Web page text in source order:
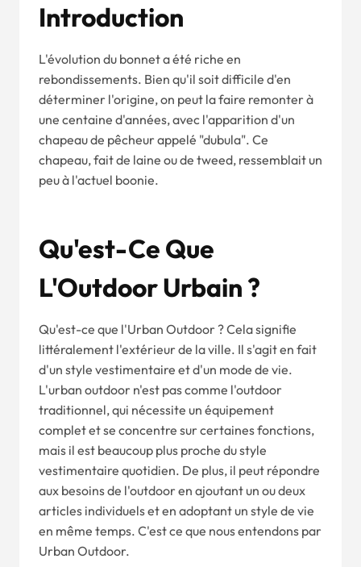
Introduction
L'évolution du bonnet a été riche en
rebondissements. Bien qu'il soit difficile d'en
déterminer l'origine, on peut la faire remonter à
une centaine d'années, avec l'apparition d'un
chapeau de pêcheur appelé "dubula". Ce
chapeau, fait de laine ou de tweed, ressemblait un
peu à l'actuel boonie.
Qu'est-Ce Que
L'Outdoor Urbain ?
Qu'est-ce que l'Urban Outdoor ? Cela signifie
littéralement l'extérieur de la ville. Il s'agit en fait
d'un style vestimentaire et d'un mode de vie.
L'urban outdoor n'est pas comme l'outdoor
traditionnel, qui nécessite un équipement
complet et se concentre sur certaines fonctions,
mais il est beaucoup plus proche du style
vestimentaire quotidien. De plus, il peut répondre
aux besoins de l'outdoor en ajoutant un ou deux
articles individuels et en adoptant un style de vie
en même temps. C'est ce que nous entendons par
Urban Outdoor.